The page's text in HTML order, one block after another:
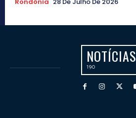
Rondônia 28 De Julho De 2026
NOTÍCIAS
190